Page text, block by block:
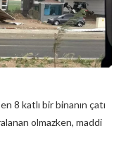
8 katlı bir binanın çatı
olmazken, maddi